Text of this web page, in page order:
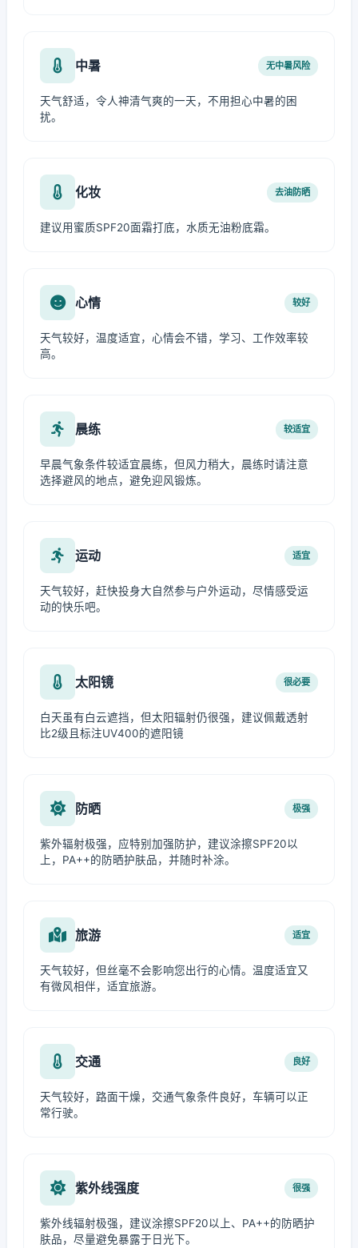
中暑 无中暑风险
天气舒适，令人神清气爽的一天，不用担心中暑的困
扰。
化妆 去油防晒
建议用蜜质SPF20面霜打底，水质无油粉底霜。
心情 较好
天气较好，温度适宜，心情会不错，学习、工作效率较
高。
晨练 较适宜
早晨气象条件较适宜晨练，但风力稍大，晨练时请注意
选择避风的地点，避免迎风锻炼。
运动 适宜
天气较好，赶快投身大自然参与户外运动，尽情感受运
动的快乐吧。
太阳镜 很必要
白天虽有白云遮挡，但太阳辐射仍很强，建议佩戴透射
比2级且标注UV400的遮阳镜
防晒 极强
紫外辐射极强，应特别加强防护，建议涂擦SPF20以
上，PA++的防晒护肤品，并随时补涂。
旅游 适宜
天气较好，但丝毫不会影响您出行的心情。温度适宜又
有微风相伴，适宜旅游。
交通 良好
天气较好，路面干燥，交通气象条件良好，车辆可以正
常行驶。
紫外线强度 很强
紫外线辐射极强，建议涂擦SPF20以上、PA++的防晒护
肤品，尽量避免暴露于日光下。